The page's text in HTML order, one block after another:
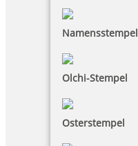
Namensstempel
Olchi-Stempel
Osterstempel